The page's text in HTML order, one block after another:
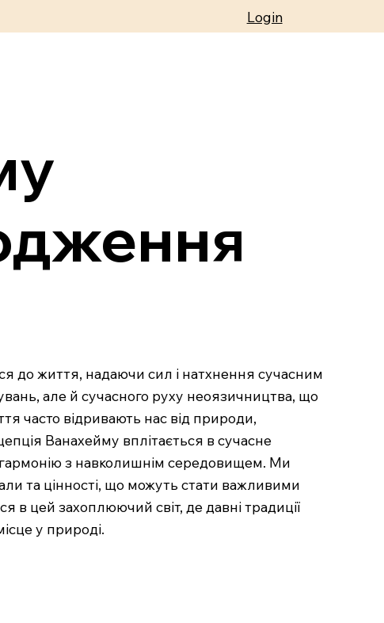
Login
до життя, надаючи сил і натхнення сучасним
але й сучасного руху неоязичництва, що
часто відривають нас від природи,
Ванахейму вплітається в сучасне
гармонію з навколишнім середовищем. Ми
та цінності, що можуть стати важливими
в цей захоплюючий світ, де давні традиції
у природі.